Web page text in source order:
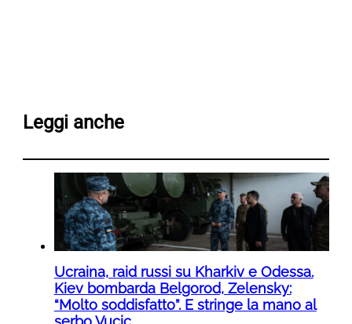
Leggi anche
Ucraina, raid russi su Kharkiv e Odessa.
Kiev bombarda Belgorod, Zelensky:
“Molto soddisfatto”. E stringe la mano al